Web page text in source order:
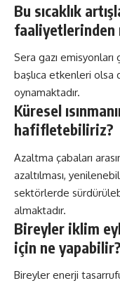
Bu sıcaklık
faaliyetlerinden
Sera gazı
başlıca etkenleri
oynamaktadır.
Küresel
hafifletebiliriz?
Azaltma çabaları
azaltılması,
sektörlerde
almaktadır.
Bireyler iklim
için ne yapabilir?
Bireyler enerji